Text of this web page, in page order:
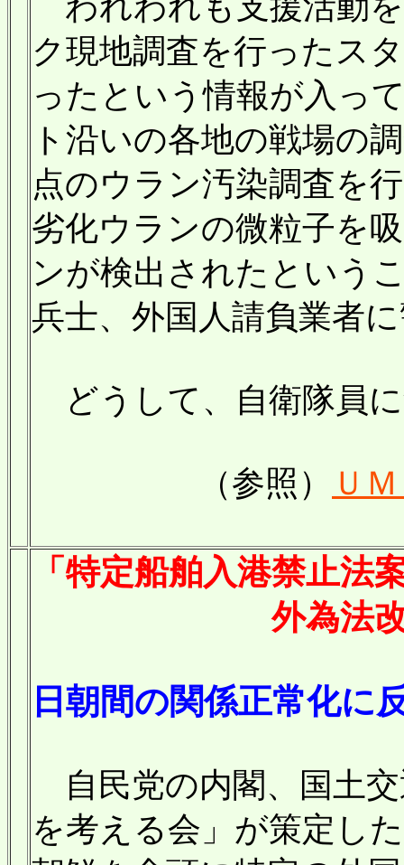
ク現地調査を行ったス
ったという情報が入っ
ト沿いの各地の戦場の
点のウラン汚染調査を
劣化ウランの微粒子を
ンが検出されたという
兵士、外国人請負業者
どうして、自衛隊員
（参照） Ｕ
「特定船舶入港禁止法
外為法改定に続
日朝間の関係正常化に
自民党の内閣、国土交
を考える会」が策定し